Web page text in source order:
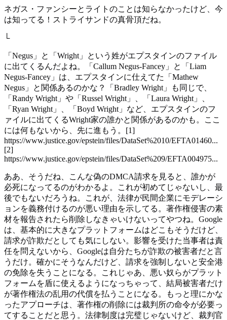
ネガス・ファンシーとライトのことは知らなかったけど、今
は知ってる！ストライサンドの真骨頂だね。
└
「Negus」と「Wright」という姓がエプスタインのファイル
に出てくるんだよね。「Callum Negus-Fancey」と「Liam
Negus-Fancey」は、エプスタインに仕えてた「Mathew
Negus」と関係あるのかな？「Bradley Wright」も同じで、
「Randy Wright」や「Russel Wright」、「Laura Wright」、
「Ryan Wright」、「Boyd Wright」など、エプスタインのフ
ァイルに出てくるWright家の誰かと関係があるのかも。ここ
には何もないから、先に進もう。[1]
https://www.justice.gov/epstein/files/DataSet%2010/EFTA01460...
[2]
https://www.justice.gov/epstein/files/DataSet%209/EFTA004975...
ああ、そうだね、こんな偽のDMCA請求を見ると、誰かが
必死になってるのがわかるよ。これが初めてじゃないし、最
後でもないだろうね。これが、法律が民間企業にモデレーシ
ョンを義務付けるのが悪い理由を示してる。著作権侵害の素
材を報告されたら削除しなきゃいけないってやつね。Google
は、基本的に大きなプラットフォームはどこもそうだけど、
請求が詐欺だとしても気にしない。影響を受けた当事者は責
任を問えないから、Googleは自分たちが詐欺の被害者だと言
うだけ。確かにそうなんだけど、請求を強制しないと安全港
の免除を失うことになる。これじゃあ、悪い奴らがプラット
フォームを盾に使えるようになっちゃって、結局被害者だけ
が著作権法の乱用の代償を払うことになる。もっと理にかな
ったアプローチは、著作権の削除には裁判所の命令が必要っ
てすることだと思う。法律制度は完璧じゃないけど、裁判官